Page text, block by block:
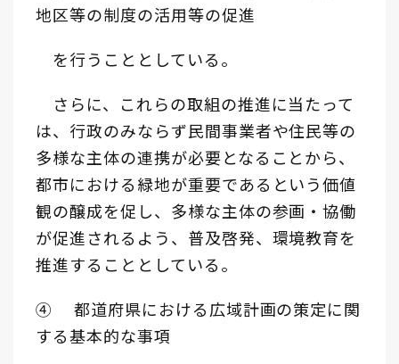
地区等の制度の活用等の促進
を行うこととしている。
さらに、これらの取組の推進に当たって
は、行政のみならず民間事業者や住民等の
多様な主体の連携が必要となることから、
都市における緑地が重要であるという価値
観の醸成を促し、多様な主体の参画・協働
が促進されるよう、普及啓発、環境教育を
推進することとしている。
④ 都道府県における広域計画の策定に関
する基本的な事項